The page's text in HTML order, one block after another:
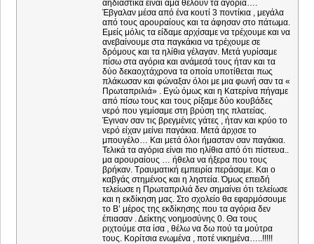
αηδιαστικά είναι άμα θέλουν τα αγόρια….
Έβγαλαν μέσα από ένα κουτί 3 ποντίκια , μεγάλα
από τους αρουραίους και τα άφησαν στο πάτωμα.
Εμείς μόλις τα είδαμε αρχίσαμε να τρέχουμε και να
ανεβαίνουμε στα παγκάκια να τρέχουμε σε
δρόμους και τα ηλίθια γέλαγαν. Μετά γυρίσαμε
πίσω στα αγόρια και ανάμεσά τους ήταν και τα
δύο δεκαοχτάχρονα τα οποία υποτίθεται πως
πλάκωσαν και φώναξαν όλοι με μια φωνή σαν τα «
Πρωταπριλιά» . Εγώ όμως και η Κατερίνα πήγαμε
από πίσω τους και τους ρίξαμε δύο κουβάδες
νερό που γεμίσαμε στη βρύση της πλατείας.
Έγιναν σαν τις βρεγμένες γάτες , ήταν και κρύο το
νερό είχαν μείνει παγάκια. Μετά άρχισε το
μπουγέλο… Και μετά όλοι ήμασταν σαν παγάκια.
Τελικά τα αγόρια είναι πιο ηλίθια από ότι πίστευα..
μα αρουραίους … ήθελα να ήξερα που τους
βρήκαν. Τραυματική εμπειρία περάσαμε. Και ο
καβγάς στημένος και η ληστεία. Όμως επειδή
τελείωσε η Πρωταπριλιά δεν σημαίνει ότι τελείωσε
και η εκδίκηση μας. Στο σχολείο θα εφαρμόσουμε
το Β’ μέρος της εκδίκησης που τα αγόρια δεν
έπιασαν . Δείκτης νοημοσύνης 0. Θα τους
ριχτούμε στα ίσα , θέλω να δω πού τα μούτρα
τους. Κορίτσια ενωμένα , ποτέ νικημένα…..!!!!!